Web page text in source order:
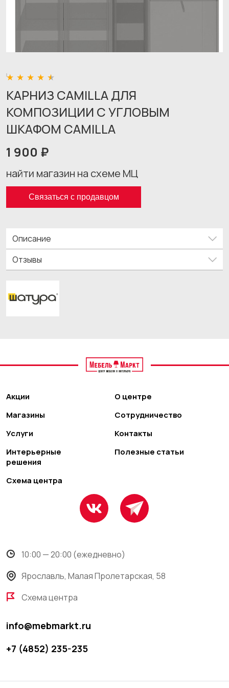
КАРНИЗ CAMILLA ДЛЯ
КОМПОЗИЦИИ С УГЛОВЫМ
ШКАФОМ CAMILLA
1 900 ₽
найти магазин на схеме МЦ
Связаться с продавцом
Описание
Отзывы
Акции
Магазины
Услуги
Интерьерные
решения
Схема центра
О центре
Сотрудничество
Контакты
Полезные статьи
10:00 — 20:00 (ежедневно)
Ярославль, Малая Пролетарская, 58
Схема центра
info@mebmarkt.ru
+7 (4852) 235-235